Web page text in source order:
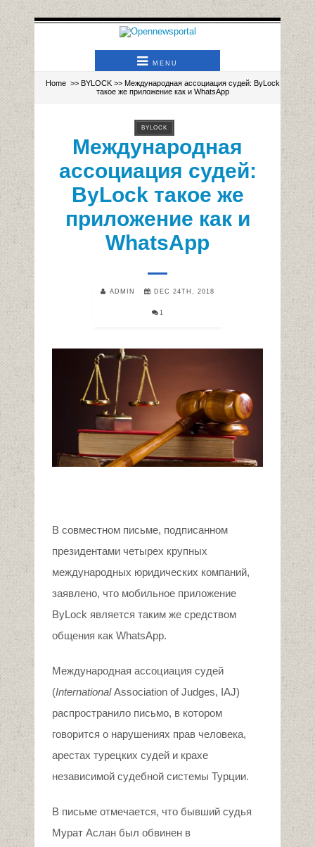
MENU
Home >> BYLOCK >> Международная ассоциация судей: ByLock
такое же приложение как и WhatsАpp
BYLOCK
Международная
ассоциация судей:
ByLock такое же
приложение как и
WhatsАpp
ADMIN DEC 24TH, 2018
1
В совместном письме, подписанном
президентами четырех крупных
международных юридических компаний,
заявлено, что мобильное приложение
ByLock является таким же средством
общения как WhatsАpp.
Международная ассоциация судей
(InternationalAssociation of Judges, IAJ)
распространило письмо, в котором
говорится о нарушениях прав человека,
арестах турецких судей и крахе
независимой судебной системы Турции.
В письме отмечается, что бывший судья
Мурат Аслан был обвинен в